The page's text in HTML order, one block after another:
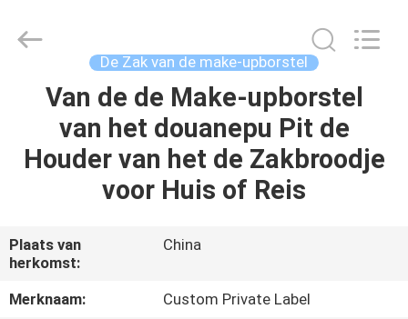
HUIS
PRODUCTEN
ONS
FABRIEKSREIS
Chanmy
Cosmetics
De Zak van de make-upborstel
Van de de Make-upborstel
van het douanepu Pit de
Houder van het de Zakbroodje
voor Huis of Reis
Plaats van
herkomst:
China
Merknaam:
Custom Private Label